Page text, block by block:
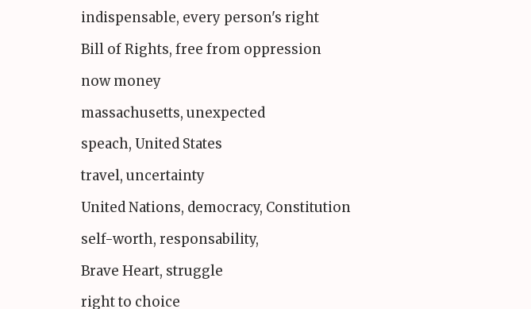
indispensable, every person's right
Bill of Rights, free from oppression
now money
massachusetts, unexpected
speach, United States
travel, uncertainty
United Nations, democracy, Constitution
self-worth, responsability,
Brave Heart, struggle
right to choice